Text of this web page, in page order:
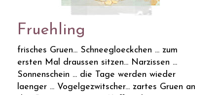
Fruehling
frisches Gruen... Schneegloeckchen ... zum
ersten Mal draussen sitzen... Narzissen ...
Sonnenschein ... die Tage werden wieder
laenger ... Vogelgezwitscher... zartes Gruen an